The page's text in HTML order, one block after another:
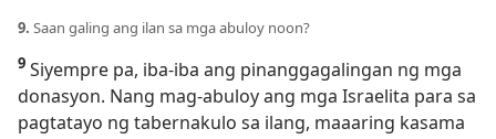
9. Saan galing ang ilan sa mga abuloy noon?
9 Siyempre pa, iba-iba ang pinanggagalingan ng mga
donasyon. Nang mag-abuloy ang mga Israelita para sa
pagtatayo ng tabernakulo sa ilang, maaaring kasama